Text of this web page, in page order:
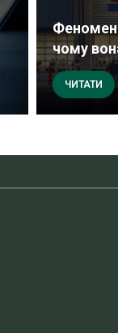
Феномен
чому
ЧИТАТИ